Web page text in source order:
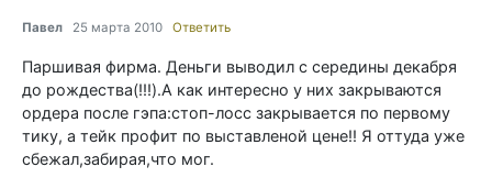
Павел 25 марта 2010 Ответить
Паршивая фирма. Деньги выводил с середины декабря
до рождества(!!!).А как интересно у них закрываются
ордера после гэпа:стоп-лосс закрывается по первому
тику, а тейк профит по выставленой цене!! Я оттуда уже
сбежал,забирая,что мог.